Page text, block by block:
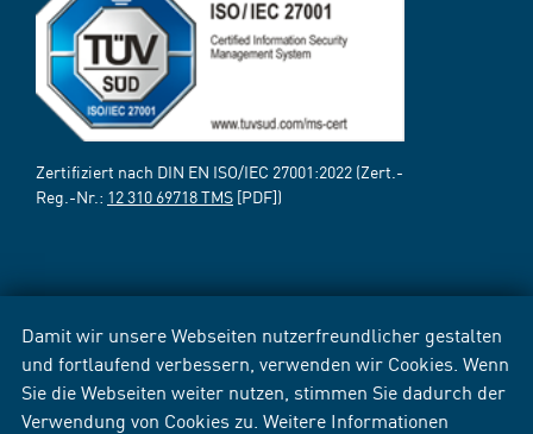
Damit wir unsere Webseiten nutzerfreundlicher gestalten
und fortlaufend verbessern, verwenden wir Cookies. Wenn
Sie die Webseiten weiter nutzen, stimmen Sie dadurch der
Verwendung von Cookies zu. Weitere Informationen
Zertifiziert nach DIN EN ISO/IEC 27001:2022 (Zert.-
Reg.-Nr.: 12 310 69718 TMS [PDF])